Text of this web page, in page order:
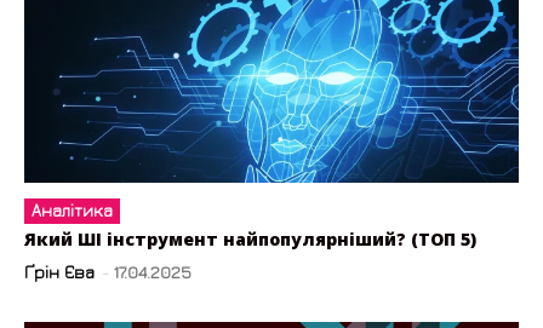
Аналітика
Який ШІ інструмент найпопулярніший? (ТОП 5)
Ґрін Єва - 17.04.2025